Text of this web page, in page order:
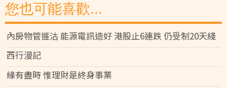
您也可能喜歡...
內房物管捱沽 能源電訊造好 港股止6連跌 仍受制20天綫
西行漫記
緣有盡時 惟理財是終身事業